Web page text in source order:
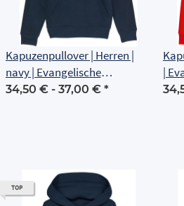
Kapuzenpullover | Herren |
navy | Evangelische
Grundschule Erfurt
34,50 € - 37,00 € *
|
TOP